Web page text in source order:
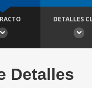
DETALLES
Detalles